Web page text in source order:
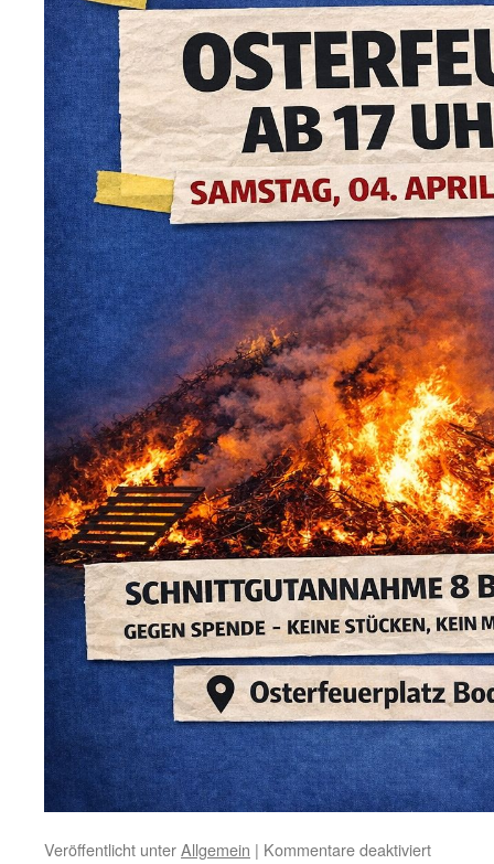
Veröffentlicht unterAllgemein | Kommentare deaktiviertfür